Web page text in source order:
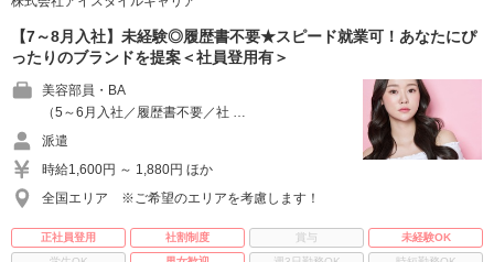
【7～8月入社】未経験◎履歴書不要★スピード就業可！あなたにぴ
ったりのブランドを提案＜社員登用有＞
美容部員・BA
（5～6月入社／履歴書不要／社 …
派遣
時給1,600円 ～ 1,880円 ほか
全国エリア ※ご希望のエリアを考慮します！
正社員登用 社割制度 賞与
未経験OK